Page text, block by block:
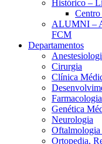
Histórico –
ALUMNI –
FCM
Departamentos
Cirurgia
Clínica
Farmacologia
Genética
Neurologia
Ortopedia,